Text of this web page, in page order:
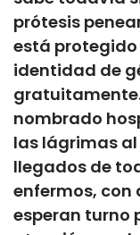
prótesis
está
identidad de
nombrado
las lágrimas
llegados de
enfermos, con
esperan turno